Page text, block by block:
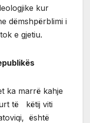
kur
dëmshpërblimi i
e gjetiu.
ka marrë kahje
të këtij viti
është